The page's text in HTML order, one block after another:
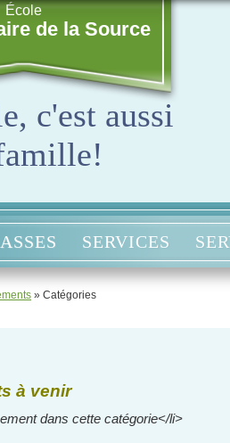
École
de la Source
c'est aussi
SERVICES
» Catégories
à venir
dans cette catégorie</li>